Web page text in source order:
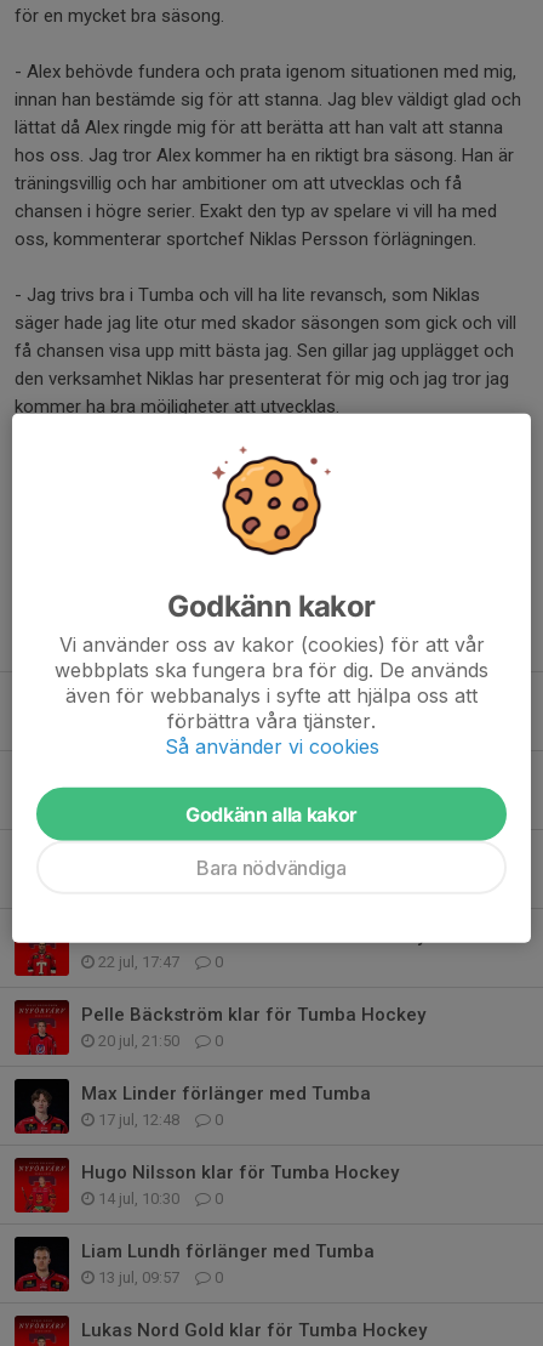
för en mycket bra säsong.
- Alex behövde fundera och prata igenom situationen med mig,
innan han bestämde sig för att stanna. Jag blev väldigt glad och
lättat då Alex ringde mig för att berätta att han valt att stanna
hos oss. Jag tror Alex kommer ha en riktigt bra säsong. Han är
träningsvillig och har ambitioner om att utvecklas och få
chansen i högre serier. Exakt den typ av spelare vi vill ha med
oss, kommenterar sportchef Niklas Persson förlägningen.
- Jag trivs bra i Tumba och vill ha lite revansch, som Niklas
säger hade jag lite otur med skador säsongen som gick och vill
få chansen visa upp mitt bästa jag. Sen gillar jag upplägget och
den verksamhet Niklas har presenterat för mig och jag tror jag
kommer ha bra möjligheter att utvecklas.
Tidigare nyheter
Samuel Görnebrand stannar i Tumba Hockey
3 aug, 20:11 0
0
Caesar Strömgren stannar i Tumba Hockey
22 jul, 17:47 0
Pelle Bäckström klar för Tumba Hockey
20 jul, 21:50 0
Max Linder förlänger med Tumba
17 jul, 12:48 0
Hugo Nilsson klar för Tumba Hockey
14 jul, 10:30 0
Liam Lundh förlänger med Tumba
13 jul, 09:57 0
Lukas Nord Gold klar för Tumba Hockey
Godkänn kakor
Vi använder oss av kakor (cookies) för att vår
webbplats ska fungera bra för dig. De används
även för webbanalys i syfte att hjälpa oss att
förbättra våra tjänster.
Så använder vi cookies
Godkänn alla kakor
Bara nödvändiga